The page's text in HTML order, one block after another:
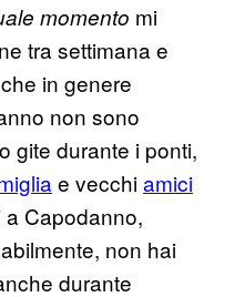
momento mi
tra settimana e
in genere
non sono
gite durante i ponti,
e vecchiamici
Capodanno,
non hai
durante